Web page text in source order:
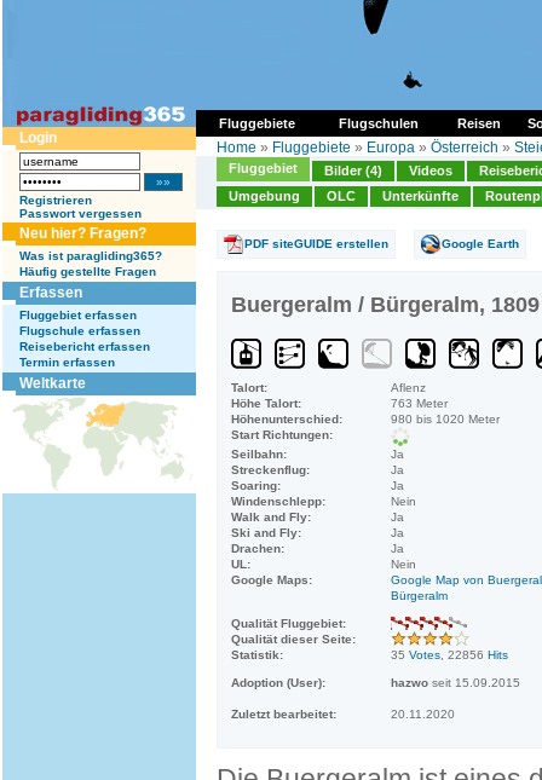
Fluggebiete Flugschulen Reisen
Login
Registrieren
Passwort vergessen
Neu hier? Fragen?
Was ist paragliding365?
Häufig gestellte Fragen
Erfassen
Fluggebiet erfassen
Flugschule erfassen
Reisebericht erfassen
Termin erfassen
Weltkarte
Home » Fluggebiete » Europa » Österreich »
Fluggebiet Bilder (4) Videos
Umgebung
OLC Unterkünfte
PDF siteGUIDE erstellen Google Earth
Buergeralm / Bürgeralm,
Talort:
Aflenz
Höhe Talort:
763 Meter
Höhenunterschied:
980 bis 1020 Meter
Start Richtungen:
Seilbahn:
Ja
Streckenflug:
Ja
Soaring:
Ja
Windenschlepp:
Nein
Walk and Fly:
Ja
Ski and Fly:
Ja
Drachen:
Ja
UL:
Nein
Google Maps:
Google Map von
Bürgeralm
Qualität Fluggebiet:
Qualität dieser Seite:
Statistik:
35 Votes , 22856 Hits
Adoption (User): hazwo seit 15.09.2015
Zuletzt bearbeitet: 20.11.2020